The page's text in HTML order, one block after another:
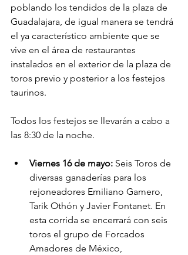
poblando los tendidos de la plaza de
Guadalajara, de igual manera se tendrá
el ya característico ambiente que se
vive en el área de restaurantes
instalados en el exterior de la plaza de
toros previo y posterior a los festejos
taurinos.
Todos los festejos se llevarán a cabo a
las 8:30 de la noche.
Viernes 16 de mayo: Seis Toros de
diversas ganaderías para los
rejoneadores Emiliano Gamero,
Tarik Othón y Javier Fontanet. En
esta corrida se encerrará con seis
toros el grupo de Forcados
Amadores de México,